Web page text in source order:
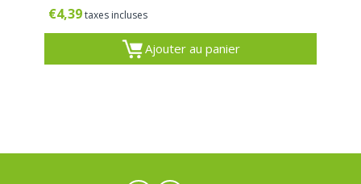
€4,39taxes incluses
Ajouter au panier